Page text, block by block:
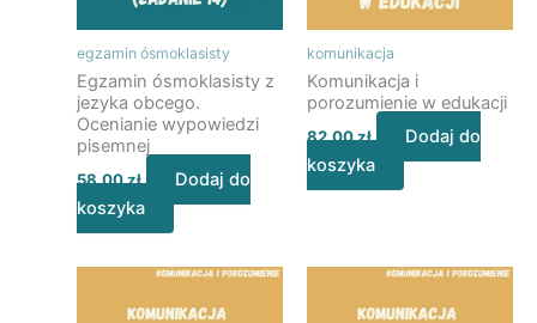
egzamin ósmoklasisty
Egzamin ósmoklasisty z
jezyka obcego.
Ocenianie wypowiedzi
pisemnej
58,00zł
Dodaj do
koszyka
komunikacja
Komunikacja i
porozumienie w edukacji
82,00zł
Dodaj do
koszyka